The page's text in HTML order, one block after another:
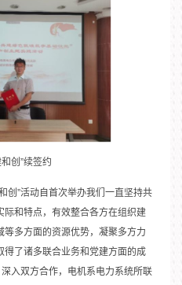
和创”续签约
创”活动自首次举办我们一直坚持共
际和特点，有效整合各方在组织建
多方面的资源优势，凝聚多方力
了诸多联合业务和党建方面的成
入双方合作，电机系电力系统所联